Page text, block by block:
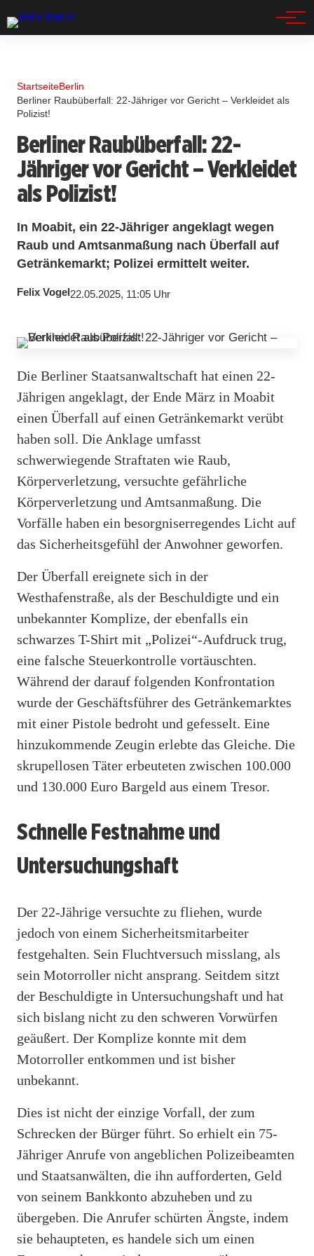
StartseiteBerlin
Berliner Raubüberfall: 22-Jähriger vor Gericht – Verkleidet als
Polizist!
Berliner Raubüberfall: 22-
Jähriger vor Gericht – Verkleidet
als Polizist!
In Moabit, ein 22-Jähriger angeklagt wegen
Raub und Amtsanmaßung nach Überfall auf
Getränkemarkt; Polizei ermittelt weiter.
Felix Vogel 22.05.2025, 11:05 Uhr
Die Berliner Staatsanwaltschaft hat einen 22-
Jährigen angeklagt, der Ende März in Moabit
einen Überfall auf einen Getränkemarkt verübt
haben soll. Die Anklage umfasst
schwerwiegende Straftaten wie Raub,
Körperverletzung, versuchte gefährliche
Körperverletzung und Amtsanmaßung. Die
Vorfälle haben ein besorgniserregendes Licht auf
das Sicherheitsgefühl der Anwohner geworfen.
Der Überfall ereignete sich in der
Westhafenstraße, als der Beschuldigte und ein
unbekannter Komplize, der ebenfalls ein
schwarzes T-Shirt mit „Polizei“-Aufdruck trug,
eine falsche Steuerkontrolle vortäuschten.
Während der darauf folgenden Konfrontation
wurde der Geschäftsführer des Getränkemarktes
mit einer Pistole bedroht und gefesselt. Eine
hinzukommende Zeugin erlebte das Gleiche. Die
skrupellosen Täter erbeuteten zwischen 100.000
und 130.000 Euro Bargeld aus einem Tresor.
Schnelle Festnahme und
Untersuchungshaft
Der 22-Jährige versuchte zu fliehen, wurde
jedoch von einem Sicherheitsmitarbeiter
festgehalten. Sein Fluchtversuch misslang, als
sein Motorroller nicht ansprang. Seitdem sitzt
der Beschuldigte in Untersuchungshaft und hat
sich bislang nicht zu den schweren Vorwürfen
geäußert. Der Komplize konnte mit dem
Motorroller entkommen und ist bisher
unbekannt.
Dies ist nicht der einzige Vorfall, der zum
Schrecken der Bürger führt. So erhielt ein 75-
Jähriger Anrufe von angeblichen Polizeibeamten
und Staatsanwälten, die ihn aufforderten, Geld
von seinem Bankkonto abzuheben und zu
übergeben. Die Anrufer schürten Ängste, indem
sie behaupteten, es handele sich um einen